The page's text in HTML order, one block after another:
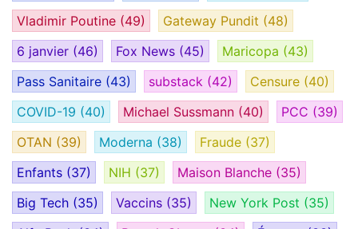
Vladimir Poutine (49) Gateway Pundit (48)
6 janvier (46) Fox News (45) Maricopa (43)
Pass Sanitaire (43) substack (42) Censure (40)
COVID-19 (40) Michael Sussmann (40) PCC (39)
OTAN (39) Moderna (38) Fraude (37)
Enfants (37) NIH (37) Maison Blanche (35)
Big Tech (35) Vaccins (35) New York Post (35)